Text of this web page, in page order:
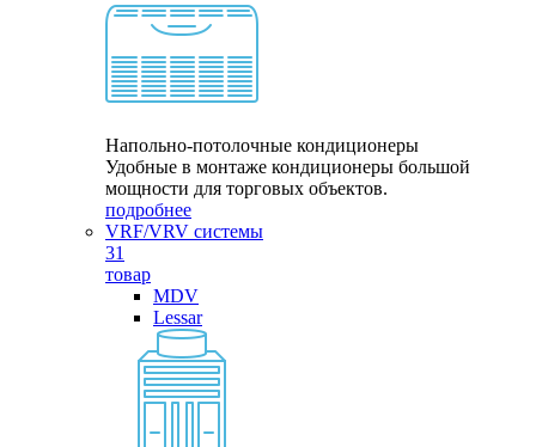
Напольно-потолочные кондиционеры
Удобные в монтаже кондиционеры большой
мощности для торговых объектов.
подробнее
VRF/VRV системы
31
товар
MDV
Lessar